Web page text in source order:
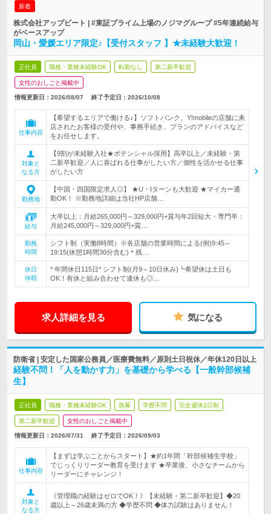
新着
株式会社アップビート | #東証プライム上場のノジマグループ #5年連続給与
がベースアップ
岡山・愛媛エリア限定♪【受付スタッフ 】★未経験大歓迎！
正社員 職種・業種未経験OK 転勤なし 第二新卒歓迎
女性のおしごと掲載中
情報更新日：2026/08/07 終了予定日： 2026/10/08
仕事内容
【希望するエリアで働ける♪】ソフトバンク、Y!mobileの店舗に来
店されたお客様の受付や、事務手続き、プランのアドバイスなど
をお任せします。
対象と
なる方
【9割が未経験入社★ポテンシャル採用】高卒以上／未経験・第
二新卒歓迎／人に喜ばれる仕事がしたい方／個性を活かせる仕事
がしたい方
勤務地
【中国・四国限定求人◎】 ★U・Iターンも大歓迎 ★マイカー通
勤OK！ ※勤務地詳細は当社HP店舗…
給与
大卒以上：月給265,000円～329,000円+賞与年2回短大・専門卒：
月給245,000円～329,000円+賞…
勤務
時間
シフト制（実働8時間）※各店舗の営業時間による(例)9:45～
19:15(休憩1時間30分含む)＊残…
休日
休暇
* 年間休日115日* シフト制(月9～10日休み)┗希望休は土日も
OK！有休と組み合わせて連休も◎…
求人詳細を見る 気になる
防衛省 | 安定した国家公務員／医療費無料／原則土日祝休／年休120日以上
経験不問！「人を動かす力」を基礎から学べる【一般幹部候補
生】
正社員 職種・業種未経験OK 急募 学歴不問 完全週休2日制
第二新卒歓迎 女性のおしごと掲載中
情報更新日：2026/07/31 終了予定日： 2026/09/03
仕事内容
【まずは学ぶことからスタート】★約1年間「幹部候補生学校」
でじっくりリーダー教育を受けます ★卒業後、小さなチームから
リーダーにチャレンジ！
対象と
なる方
《管理職の経験はゼロでOK！》【未経験・第二新卒歓迎】◆20
歳以上～26歳未満の方 ◆学歴不問 ◆体力試験はありません！